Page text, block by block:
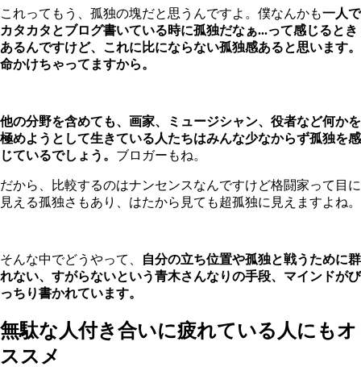
これってもう、孤独の塊だと思うんですよ。僕なんかも一人で
カタカタとブログ書いている時に孤独だなぁ...って感じるとき
あるんですけど、これに比にならない孤独感あると思います。
命かけちゃってますから。
他の分野を含めても、画家、ミュージシャン、役者など何かを
極めようとして生きている人たちはみんな少なからず孤独を感
じているでしょう。 ブロガーもね。
だから、比較するのはナンセンスなんですけど格闘家って目に
見える孤独さもあり、はたから見ても超孤独に見えますよね。
そんな中でどうやって、
自分の立ち位置や孤独と戦うために群
れない、すがらないという青木さんなりの手段、マインドがび
っちり書かれています。
無駄な人付き合いに疲れている人にもオ
ススメ